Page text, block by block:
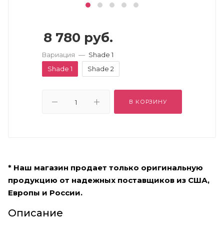
8 780 руб.
Вариация — Shade 1
Shade 1
Shade 2
В КОРЗИНУ
* Наш магазин продает только оригинальную
продукцию от надежных поставщиков из США,
Европы и России.
Описание